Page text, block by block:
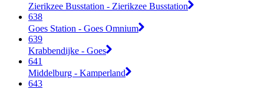
Zierikzee Busstation - Zierikzee Busstation
638
Goes Station - Goes Omnium
639
Krabbendijke - Goes
641
Middelburg - Kamperland
643